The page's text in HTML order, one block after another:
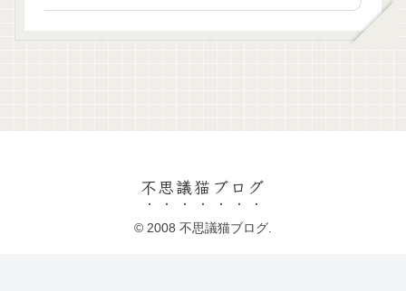
不思議猫ブログ
© 2008 不思議猫ブログ.